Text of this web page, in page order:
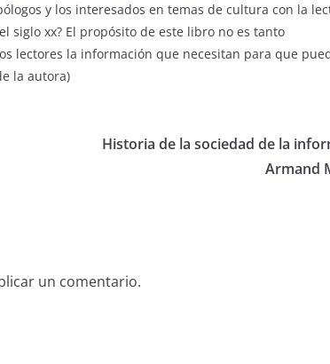
y los interesados en temas de cultura con la
xx? El propósito de este libro no es tanto
lectores la información que necesitan para que
la autora)
Historia de la sociedad de la
Armand
un comentario.